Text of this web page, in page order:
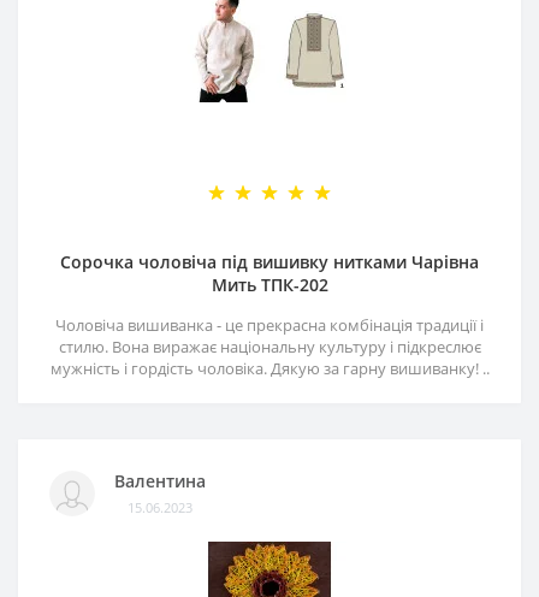
Сорочка чоловіча під вишивку нитками Чарівна
Мить ТПК-202
Чоловіча вишиванка - це прекрасна комбінація традиції і
стилю. Вона виражає національну культуру і підкреслює
мужність і гордість чоловіка. Дякую за гарну вишиванку! ..
Валентина
15.06.2023